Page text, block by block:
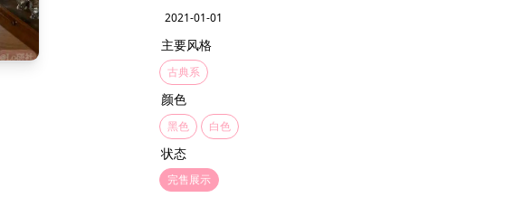
2021-01-01
主要风格
古典系
颜色
黑色 白色
状态
完售展示